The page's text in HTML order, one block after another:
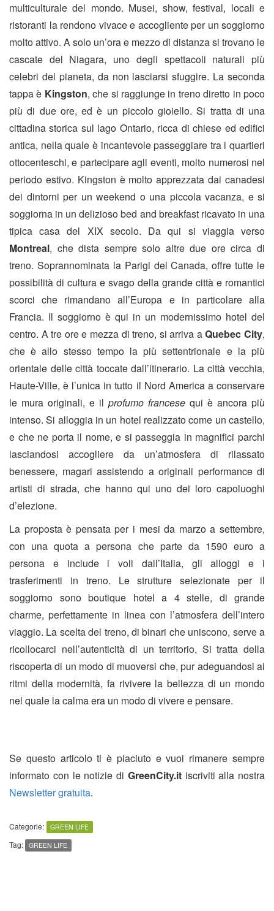
multiculturale del mondo. Musei, show, festival, locali e
ristoranti la rendono vivace e accogliente per un soggiorno
molto attivo. A solo un’ora e mezzo di distanza si trovano le
cascate del Niagara, uno degli spettacoli naturali più
celebri del pianeta, da non lasciarsi sfuggire. La seconda
tappa è Kingston, che si raggiunge in treno diretto in poco
più di due ore, ed è un piccolo gioiello. Si tratta di una
cittadina storica sul lago Ontario, ricca di chiese ed edifici
antica, nella quale è incantevole passeggiare tra i quartieri
ottocenteschi, e partecipare agli eventi, molto numerosi nel
periodo estivo. Kingston è molto apprezzata dai canadesi
dei dintorni per un weekend o una piccola vacanza, e si
soggiorna in un delizioso bed and breakfast ricavato in una
tipica casa del XIX secolo. Da qui si viaggia verso
Montreal, che dista sempre solo altre due ore circa di
treno. Soprannominata la Parigi del Canada, offre tutte le
possibilità di cultura e svago della grande città e romantici
scorci che rimandano all’Europa e in particolare alla
Francia. Il soggiorno è qui in un modernissimo hotel del
centro. A tre ore e mezza di treno, si arriva aQuebec City,
che è allo stesso tempo la più settentrionale e la più
orientale delle città toccate dall’itinerario. La città vecchia,
Haute-Ville, è l’unica in tutto il Nord America a conservare
le mura originali, e il profumo francese qui è ancora più
intenso. Si alloggia in un hotel realizzato come un castello,
e che ne porta il nome, e si passeggia in magnifici parchi
lasciandosi accogliere da un’atmosfera di rilassato
benessere, magari assistendo a originali performance di
artisti di strada, che hanno qui uno dei loro capoluoghi
d’elezione.
La proposta è pensata per i mesi da marzo a settembre,
con una quota a persona che parte da 1590 euro a
persona e include i voli dall’Italia, gli alloggi e i
trasferimenti in treno. Le strutture selezionate per il
soggiorno sono boutique hotel a 4 stelle, di grande
charme, perfettamente in linea con l’atmosfera dell’intero
viaggio. La scelta del treno, di binari che uniscono, serve a
ricollocarci nell’autenticità di un territorio, Si tratta della
riscoperta di un modo di muoversi che, pur adeguandosi ai
ritmi della modernità, fa rivivere la bellezza di un mondo
nel quale la calma era un modo di vivere e pensare.
Se questo articolo ti è piaciuto e vuoi rimanere sempre
informato con le notizie di GreenCity.itiscriviti alla nostra
Newsletter gratuita.
Categorie: GREEN LIFE
Tag: GREEN LIFE